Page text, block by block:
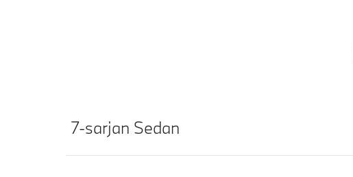
7-sarjan Sedan